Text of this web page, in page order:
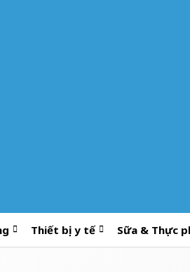
Thiết bị y tế Sữa & Thực